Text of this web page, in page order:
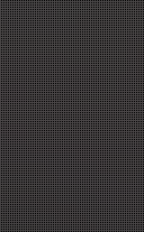
la nature